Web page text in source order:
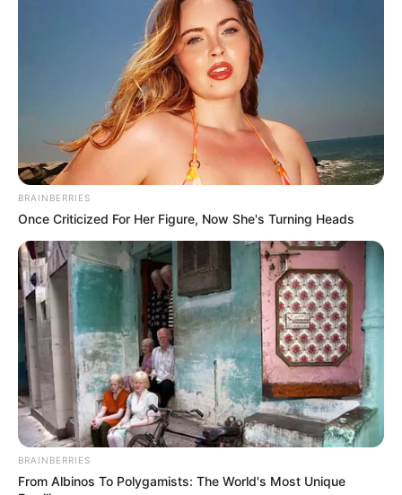
BRAINBERRIES
Once Criticized For Her Figure, Now She's Turning Heads
BRAINBERRIES
From Albinos To Polygamists: The World's Most Unique